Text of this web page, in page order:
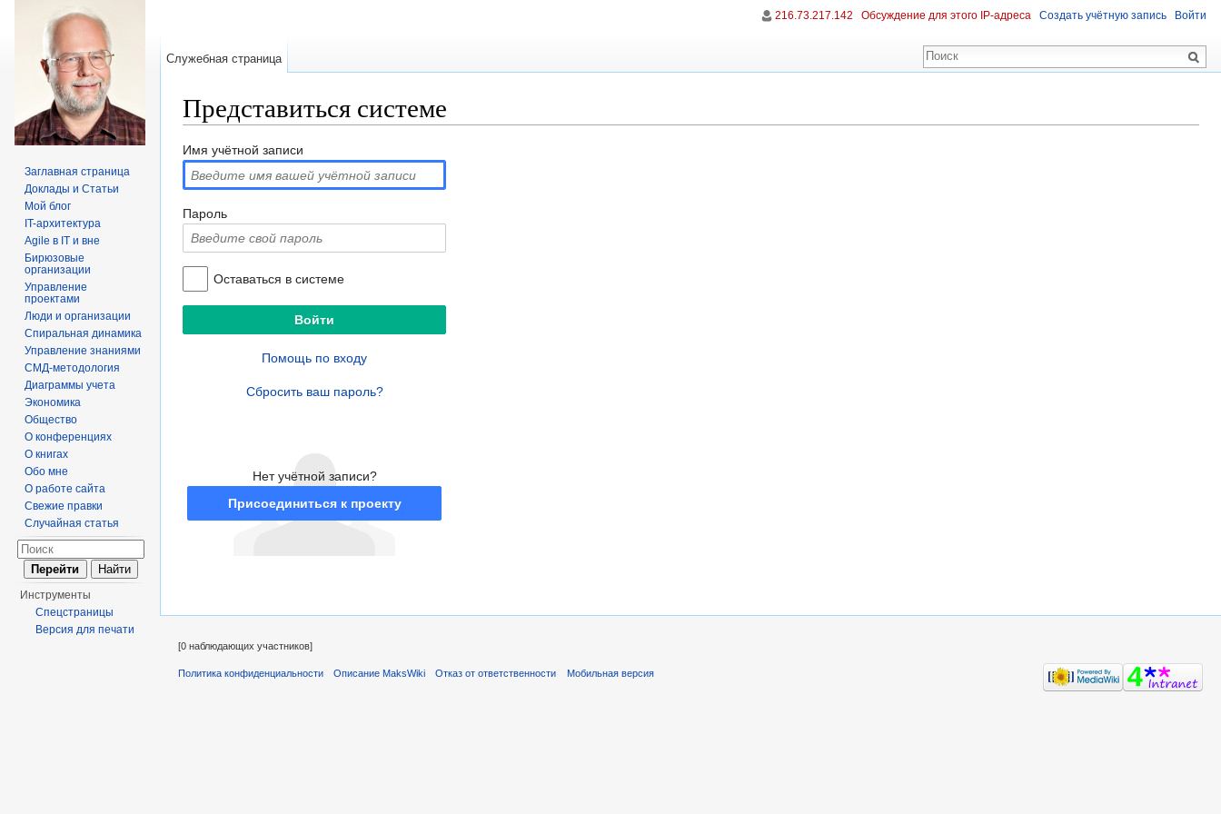
Представиться системе
Имя учётной записи
Пароль
Оставаться в системе
Помощь по входу
Сбросить ваш пароль?
Нет учётной записи?
Присоединиться к проекту
216.73.217.142 Обсуждение для этого IP-адреса Создать учётную запись Войти
Служебная страница
Заглавная страница
Доклады и Статьи
Мой блог
IT-архитектура
Agile в IT и вне
Бирюзовые
организации
Управление
проектами
Люди и организации
Спиральная динамика
Управление знаниями
СМД-методология
Диаграммы учета
Экономика
Общество
О конференциях
О книгах
Обо мне
О работе сайта
Свежие правки
Случайная статья
Инструменты
Спецстраницы
Версия для печати
[0 наблюдающих участников]
Политика конфиденциальности Описание MaksWiki Отказ от ответственности Мобильная версия